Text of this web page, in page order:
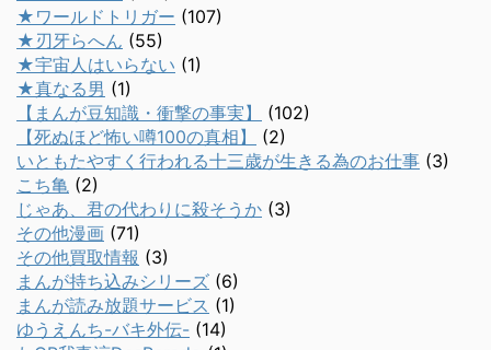
★ワールドトリガー (107)
★刃牙らへん (55)
★宇宙人はいらない (1)
★真なる男 (1)
【まんが豆知識・衝撃の事実】
(102)
【死ぬほど怖い噂100の真相】
(2)
いともたやすく行われる十三歳が生きる為のお仕事 (3)
こち亀 (2)
じゃあ、君の代わりに殺そうか (3)
その他漫画 (71)
その他買取情報 (3)
まんが持ち込みシリーズ (6)
まんが読み放題サービス (1)
ゆうえんち-バキ外伝- (14)